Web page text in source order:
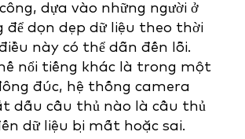
dựa vào những người ở
để dọn dẹp dữ liệu theo thời
này có thể dẫn đến lỗi.
nổi tiếng khác là trong một
đúc, hệ thống camera
dấu cầu thủ nào là cầu thủ
dữ liệu bị mất hoặc sai.